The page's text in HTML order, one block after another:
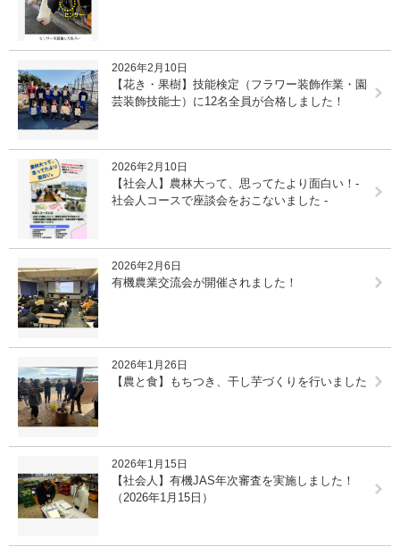
2026年2月10日
【花き・果樹】技能検定（フラワー装飾作業・園
芸装飾技能士）に12名全員が合格しました！
2026年2月10日
【社会人】農林大って、思ってたより面白い！-
社会人コースで座談会をおこないました -
2026年2月6日
有機農業交流会が開催されました！
2026年1月26日
【農と食】もちつき、干し芋づくりを行いました
2026年1月15日
【社会人】有機JAS年次審査を実施しました！
（2026年1月15日）